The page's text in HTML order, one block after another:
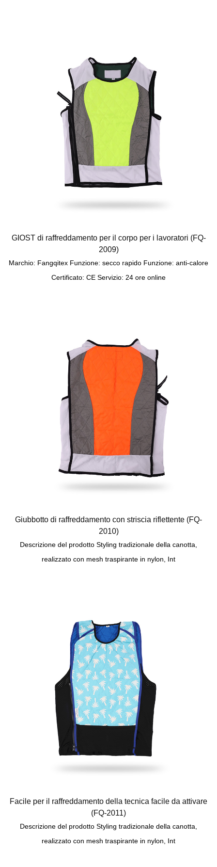
GIOST di raffreddamento per il corpo per i lavoratori (FQ-
2009)
Marchio: Fangqitex Funzione: secco rapido Funzione: anti-calore
Certificato: CE Servizio: 24 ore online
Giubbotto di raffreddamento con striscia riflettente (FQ-
2010)
Descrizione del prodotto Styling tradizionale della canotta,
realizzato con mesh traspirante in nylon, Int
Facile per il raffreddamento della tecnica facile da attivare
(FQ-2011)
Descrizione del prodotto Styling tradizionale della canotta,
realizzato con mesh traspirante in nylon, Int